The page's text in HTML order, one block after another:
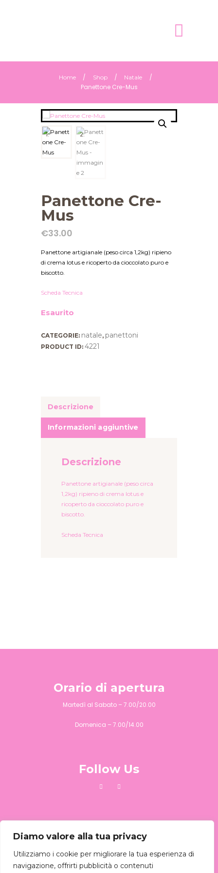
Diamo valore alla tua privacy
Utilizziamo i cookie per migliorare la tua esperienza di
navigazione, offrirti pubblicità o contenuti
Home Shop Natale
Panettone Cre-Mus
Panettone Cre-
Mus
€33.00
Panettone artigianale (peso circa 1,2kg) ripieno
di crema lotus e ricoperto da cioccolato puro e
biscotto.
Scheda Tecnica
Esaurito
CATEGORIE: natale, panettoni
PRODUCT ID: 4221
Descrizione
Informazioni aggiuntive
Descrizione
Panettone artigianale (peso circa
1,2kg) ripieno di crema lotus e
ricoperto da cioccolato puro e
biscotto.
Scheda Tecnica
Orario di apertura
Martedì al Sabato – 7.00/20.00
Domenica – 7.00/14.00
Follow Us